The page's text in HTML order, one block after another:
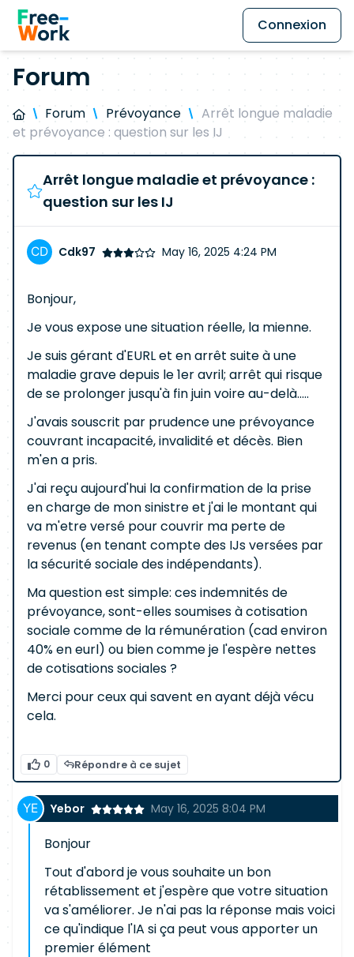
Connexion
Forum
Forum Prévoyance
Arrêt longue maladie
et prévoyance : question sur les IJ
Arrêt longue maladie et prévoyance :
question sur les IJ
Cdk97 May 16, 2025 4:24 PM
Bonjour,
Je vous expose une situation réelle, la mienne.
Je suis gérant d'EURL et en arrêt suite à une
maladie grave depuis le 1er avril; arrêt qui risque
de se prolonger jusqu'à fin juin voire au-delà.....
J'avais souscrit par prudence une prévoyance
couvrant incapacité, invalidité et décès. Bien
m'en a pris.
J'ai reçu aujourd'hui la confirmation de la prise
en charge de mon sinistre et j'ai le montant qui
va m'etre versé pour couvrir ma perte de
revenus (en tenant compte des IJs versées par
la sécurité sociale des indépendants).
Ma question est simple: ces indemnités de
prévoyance, sont-elles soumises à cotisation
sociale comme de la rémunération (cad environ
40% en eurl) ou bien comme je l'espère nettes
de cotisations sociales ?
Merci pour ceux qui savent en ayant déjà vécu
cela.
0 Répondre à ce sujet
Yebor May 16, 2025 8:04 PM
Bonjour
Tout d'abord je vous souhaite un bon
rétablissement et j'espère que votre situation
va s'améliorer. Je n'ai pas la réponse mais voici
ce qu'indique l'IA si ça peut vous apporter un
premier élément